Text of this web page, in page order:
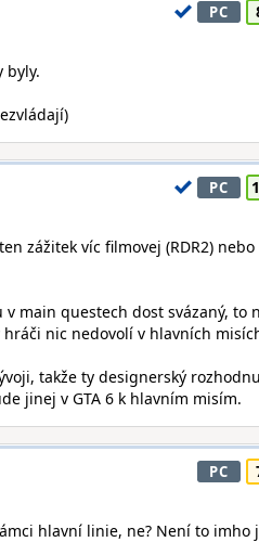
PC
byly.
PC
zážitek víc filmovej (RDR2) nebo
v main questech dost svázaný, to
nic nedovolí v hlavních
takže ty designerský
jinej v GTA 6 k hlavním misím.
PC
hlavní linie, ne? Není to imho